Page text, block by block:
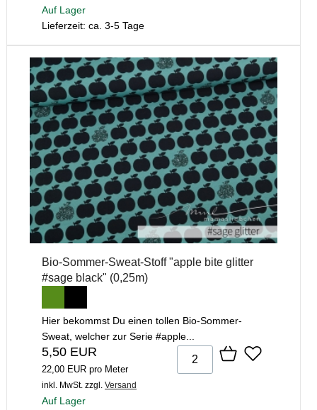
Auf Lager
Lieferzeit: ca. 3-5 Tage
Bio-Sommer-Sweat-Stoff "apple bite glitter
#sage black" (0,25m)
Hier bekommst Du einen tollen Bio-Sommer-
Sweat, welcher zur Serie #apple...
5,50 EUR
22,00 EUR pro Meter
inkl. MwSt. zzgl. Versand
Auf Lager